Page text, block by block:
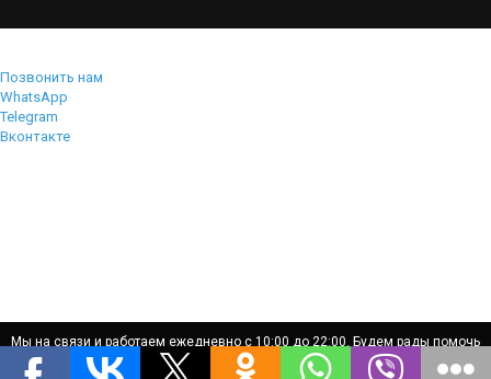
Мы на связи и работаем ежедневно с 10:00 до 22:00. Будем рады помочь
вам!
Мы на связи и работаем ежедневно с 10:00 до 22:00. Будем рады помочь
вам!
Позвонить нам
WhatsApp
Telegram
Вконтакте